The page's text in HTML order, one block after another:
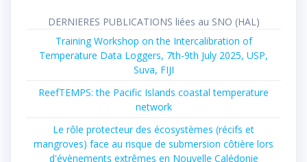
DERNIERES PUBLICATIONS liées au SNO (HAL)
Training Workshop on the Intercalibration of
Temperature Data Loggers, 7th-9th July 2025, USP,
Suva, FIJI
ReefTEMPS: the Pacific Islands coastal temperature
network
Le rôle protecteur des écosystèmes (récifs et
mangroves) face au risque de submersion côtière lors
d'évènements extrêmes en Nouvelle Calédonie